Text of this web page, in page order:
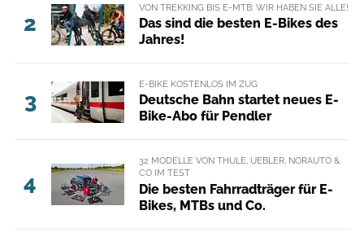
2
VON TREKKING BIS E-MTB: WIR HABEN SIE ALLE!
Das sind die besten E-Bikes des
Jahres!
3
E-BIKE KOSTENLOS IM ZUG
Deutsche Bahn startet neues E-
Bike-Abo für Pendler
4
32 MODELLE VON THULE, UEBLER, NORAUTO &
CO IM TEST
Die besten Fahrradträger für E-
Bikes, MTBs und Co.